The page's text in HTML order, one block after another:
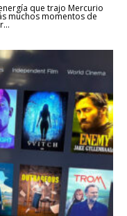
que trajo Mercurio
muchos momentos de